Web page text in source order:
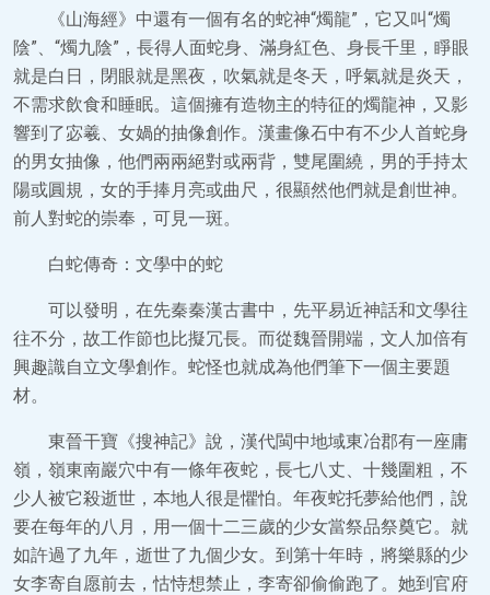
《山海經》中還有一個有名的蛇神“燭龍”，它又叫“燭
陰”、“燭九陰”，長得人面蛇身、滿身紅色、身長千里，睜眼
就是白日，閉眼就是黑夜，吹氣就是冬天，呼氣就是炎天，
不需求飲食和睡眠。這個擁有造物主的特征的燭龍神，又影
響到了宓羲、女媧的抽像創作。漢畫像石中有不少人首蛇身
的男女抽像，他們兩兩絕對或兩背，雙尾圍繞，男的手持太
陽或圓規，女的手捧月亮或曲尺，很顯然他們就是創世神。
前人對蛇的崇奉，可見一斑。
白蛇傳奇：文學中的蛇
可以發明，在先秦秦漢古書中，先平易近神話和文學往
往不分，故工作節也比擬冗長。而從魏晉開端，文人加倍有
興趣識自立文學創作。蛇怪也就成為他們筆下一個主要題
材。
東晉干寶《搜神記》說，漢代閩中地域東冶郡有一座庸
嶺，嶺東南巖穴中有一條年夜蛇，長七八丈、十幾圍粗，不
少人被它殺逝世，本地人很是懼怕。年夜蛇托夢給他們，說
要在每年的八月，用一個十二三歲的少女當祭品祭奠它。就
如許過了九年，逝世了九個少女。到第十年時，將樂縣的少
女李寄自愿前去，怙恃想禁止，李寄卻偷偷跑了。她到官府